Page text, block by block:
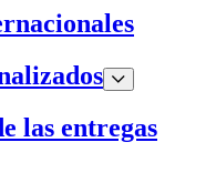
las entregas